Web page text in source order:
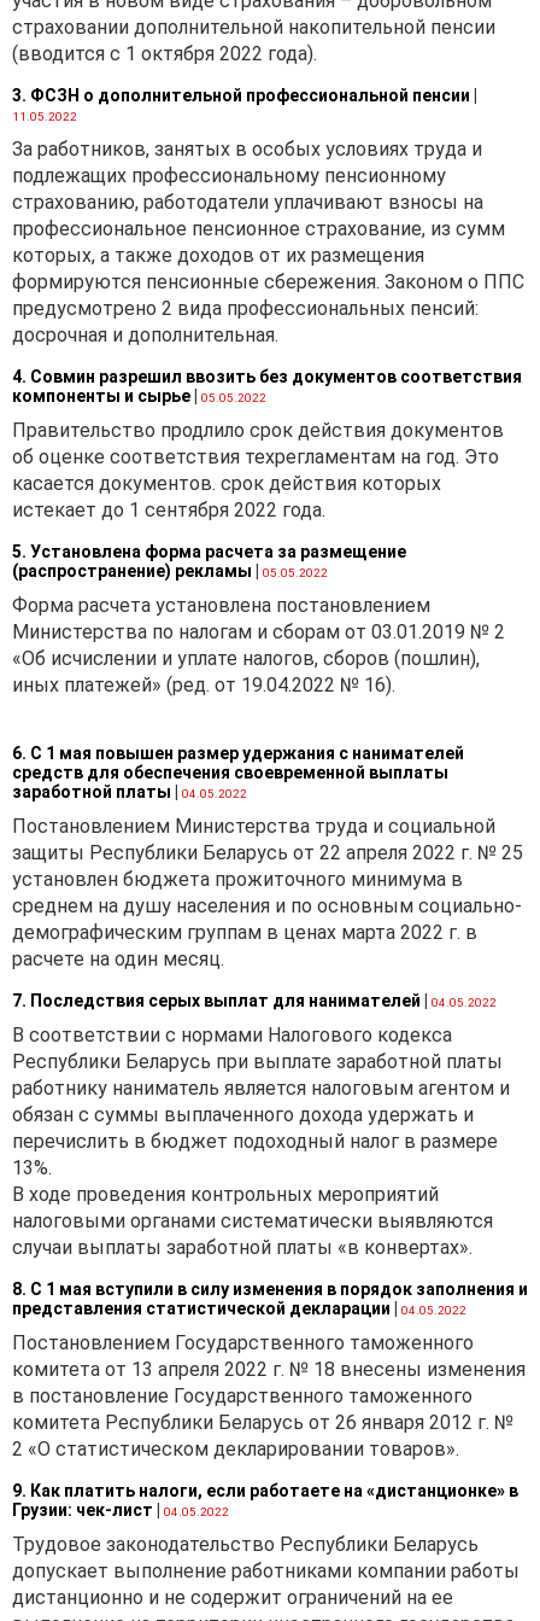
страховании дополнительной накопительной пенсии
(вводится с 1 октября 2022 года).
3. ФСЗН о дополнительной профессиональной пенсии
11.05.2022
За работников, занятых в особых условиях труда и
подлежащих профессиональному пенсионному
страхованию, работодатели уплачивают взносы на
профессиональное пенсионное страхование, из сумм
которых, а также доходов от их размещения
формируются пенсионные сбережения. Законом о ППС
предусмотрено 2 вида профессиональных пенсий:
досрочная и дополнительная.
4. Совмин разрешил ввозить без документов соответствия
компоненты и сырье
05.05.2022
Правительство продлило срок действия документов
об оценке соответствия техрегламентам на год. Это
касается документов. срок действия которых
истекает до 1 сентября 2022 года.
5. Установлена форма расчета за размещение
(распространение) рекламы
05.05.2022
Форма расчета установлена постановлением
Министерства по налогам и сборам от 03.01.2019 № 2
«Об исчислении и уплате налогов, сборов (пошлин),
иных платежей» (ред. от 19.04.2022 № 16).
6. С 1 мая повышен размер удержания с нанимателей
средств для обеспечения своевременной выплаты
заработной платы
04.05.2022
Постановлением Министерства труда и социальной
защиты Республики Беларусь от 22 апреля 2022 г. № 25
установлен бюджета прожиточного минимума в
среднем на душу населения и по основным социально-
демографическим группам в ценах марта 2022 г. в
расчете на один месяц.
7. Последствия серых выплат для нанимателей 04.05.2022
В соответствии с нормами Налогового кодекса
Республики Беларусь при выплате заработной платы
работнику наниматель является налоговым агентом и
обязан с суммы выплаченного дохода удержать и
перечислить в бюджет подоходный налог в размере
13%.
В ходе проведения контрольных мероприятий
налоговыми органами систематически выявляются
случаи выплаты заработной платы «в конвертах».
8. С 1 мая вступили в силу изменения в порядок заполнения и
представления статистической декларации
04.05.2022
Постановлением Государственного таможенного
комитета от 13 апреля 2022 г. № 18 внесены изменения
в постановление Государственного таможенного
комитета Республики Беларусь от 26 января 2012 г. №
2 «О статистическом декларировании товаров».
9. Как платить налоги, если работаете на «дистанционке» в
Грузии: чек-лист
04.05.2022
Трудовое законодательство Республики Беларусь
допускает выполнение работниками компании работы
дистанционно и не содержит ограничений на ее